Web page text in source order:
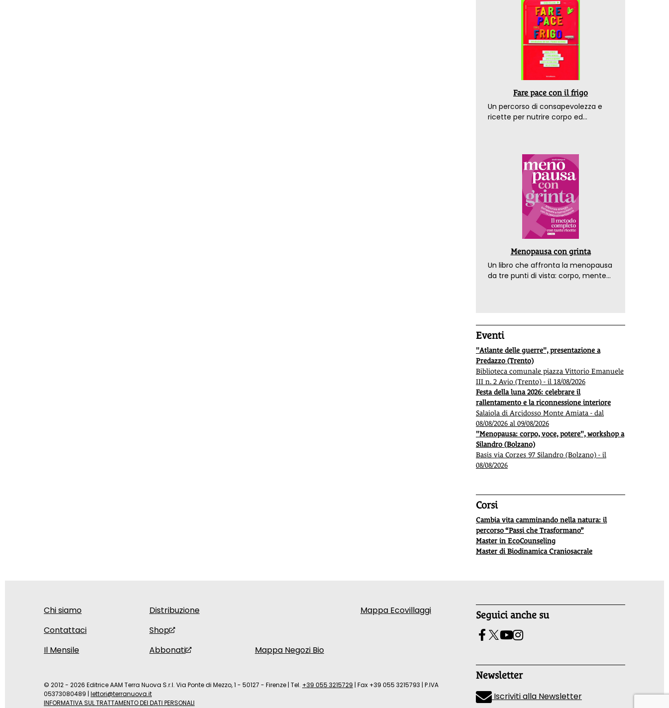
Fare pace con il frigo
Un percorso di consapevolezza e
ricette per nutrire corpo ed
Menopausa con grinta
Un libro che affronta la menopausa
da tre punti di vista: corpo, mente
Eventi
"Atlante delle guerre", presentazione a
Predazzo (Trento)
Biblioteca comunale piazza Vittorio Emanuele
III n. 2 Avio (Trento) - il 18/08/2026
Festa della luna 2026: celebrare il
rallentamento e la riconnessione interiore
Salaiola di Arcidosso Monte Amiata - dal
08/08/2026 al 09/08/2026
"Menopausa: corpo, voce, potere", workshop a
Silandro (Bolzano)
Basis via Corzes 97 Silandro (Bolzano) - il
08/08/2026
Corsi
Cambia vita camminando nella natura: il
percorso “Passi che Trasformano”
Master in EcoCounseling
Master di Biodinamica Craniosacrale
Chi siamo
Contattaci
Il Mensile
Distribuzione
Shop
Abbonati
Mappa Negozi Bio
Mappa Ecovillaggi Seguici anche su
Newsletter
Iscriviti alla Newsletter
© 2012 - 2026 Editrice AAM Terra Nuova S.r.l. Via Ponte di Mezzo, 1 - 50127 - Firenze | Tel. +39 055 3215729 | Fax +39 055 3215793 | P.IVA
05373080489 | lettori@terranuova.it
INFORMATIVA SUL TRATTAMENTO DEI DATI PERSONALI